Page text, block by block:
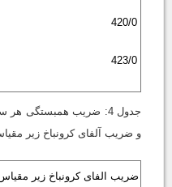
420/0
423/0
جدول 4: ضریب همبستگی
و ضریب آلفای کرونباخ زیر
ضریب الفای کرونباخ زیر